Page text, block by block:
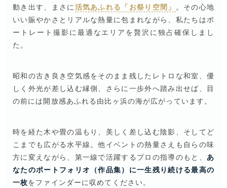
動き出す、まさに活気あふれる「お祭り空間」 。その心地
いい賑やかさとリアルな熱量に包まれながら、私たちはポ
ートレート撮影に最適なエリアを贅沢に独占確保しまし
た。
昭和の古き良き空気感をそのまま残したレトロな和室、優
しく外光が差し込む縁側、さらに一歩外へ踏み出せば、目
の前には開放感あふれる由比ヶ浜の海が広がっています。
時を経た木や畳の温もり、美しく差し込む陰影、そしてど
こまでも広がる水平線。他イベントの熱量さえも自らの味
方に変えながら、第一線で活躍するプロの指導のもと、 あ
なたのポートフォリオ（作品集）に一生残り続ける最高の
一枚をファインダーに収めてください。